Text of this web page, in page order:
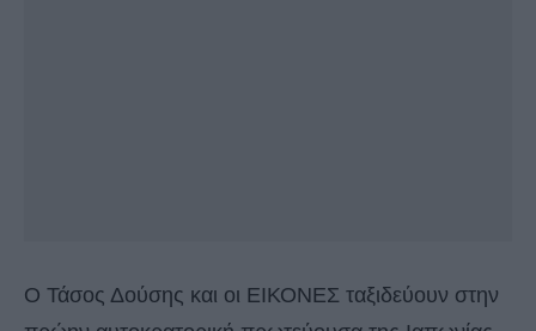
O Τάσος Δούσης και οι ΕΙΚΟΝΕΣ ταξιδεύουν στην